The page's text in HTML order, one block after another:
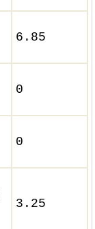
6.85
0
0
3.25